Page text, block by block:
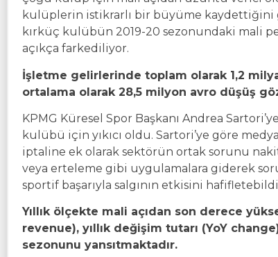
kulüplerin istikrarlı bir büyüme kaydettiğini
kırküç kulübün 2019-20 sezonundaki mali
açıkça farkediliyor.
İşletme gelirlerinde toplam olarak 1,2
ortalama olarak 28,5 milyon avro düşüş
KPMG Küresel Spor Başkanı Andrea
kulübü için yıkıcı oldu. Sartori’ye göre
iptaline ek olarak sektörün ortak sorunu
veya erteleme gibi uygulamalara giderek
sportif başarıyla salgının etkisini
Yıllık ölçekte mali açıdan son derece
revenue), yıllık değişim tutarı (YoY
sezonunu yansıtmaktadır.